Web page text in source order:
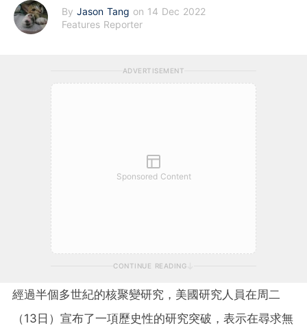
By Jason Tang on 14 Dec 2022
Features Reporter
ADVERTISEMENT
Sponsored Content
CONTINUE READING
經過半個多世紀的核聚變研究，美國研究人員在周二
（13日）宣布了一項歷史性的研究突破，表示在尋求無